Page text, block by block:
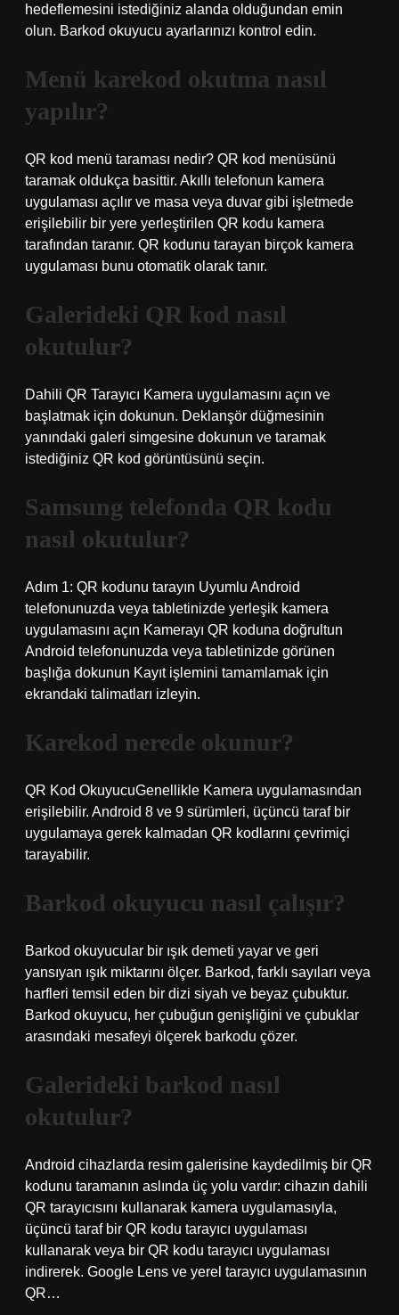
hedeflemesini istediğiniz alanda olduğundan emin
olun. Barkod okuyucu ayarlarınızı kontrol edin.
Menü karekod okutma nasıl
yapılır?
QR kod menü taraması nedir? QR kod menüsünü
taramak oldukça basittir. Akıllı telefonun kamera
uygulaması açılır ve masa veya duvar gibi işletmede
erişilebilir bir yere yerleştirilen QR kodu kamera
tarafından taranır. QR kodunu tarayan birçok kamera
uygulaması bunu otomatik olarak tanır.
Galerideki QR kod nasıl
okutulur?
Dahili QR Tarayıcı Kamera uygulamasını açın ve
başlatmak için dokunun. Deklanşör düğmesinin
yanındaki galeri simgesine dokunun ve taramak
istediğiniz QR kod görüntüsünü seçin.
Samsung telefonda QR kodu
nasıl okutulur?
Adım 1: QR kodunu tarayın Uyumlu Android
telefonunuzda veya tabletinizde yerleşik kamera
uygulamasını açın Kamerayı QR koduna doğrultun
Android telefonunuzda veya tabletinizde görünen
başlığa dokunun Kayıt işlemini tamamlamak için
ekrandaki talimatları izleyin.
Karekod nerede okunur?
QR Kod OkuyucuGenellikle Kamera uygulamasından
erişilebilir. Android 8 ve 9 sürümleri, üçüncü taraf bir
uygulamaya gerek kalmadan QR kodlarını çevrimiçi
tarayabilir.
Barkod okuyucu nasıl çalışır?
Barkod okuyucular bir ışık demeti yayar ve geri
yansıyan ışık miktarını ölçer. Barkod, farklı sayıları veya
harfleri temsil eden bir dizi siyah ve beyaz çubuktur.
Barkod okuyucu, her çubuğun genişliğini ve çubuklar
arasındaki mesafeyi ölçerek barkodu çözer.
Galerideki barkod nasıl
okutulur?
Android cihazlarda resim galerisine kaydedilmiş bir QR
kodunu taramanın aslında üç yolu vardır: cihazın dahili
QR tarayıcısını kullanarak kamera uygulamasıyla,
üçüncü taraf bir QR kodu tarayıcı uygulaması
kullanarak veya bir QR kodu tarayıcı uygulaması
indirerek. Google Lens ve yerel tarayıcı uygulamasının
QR…